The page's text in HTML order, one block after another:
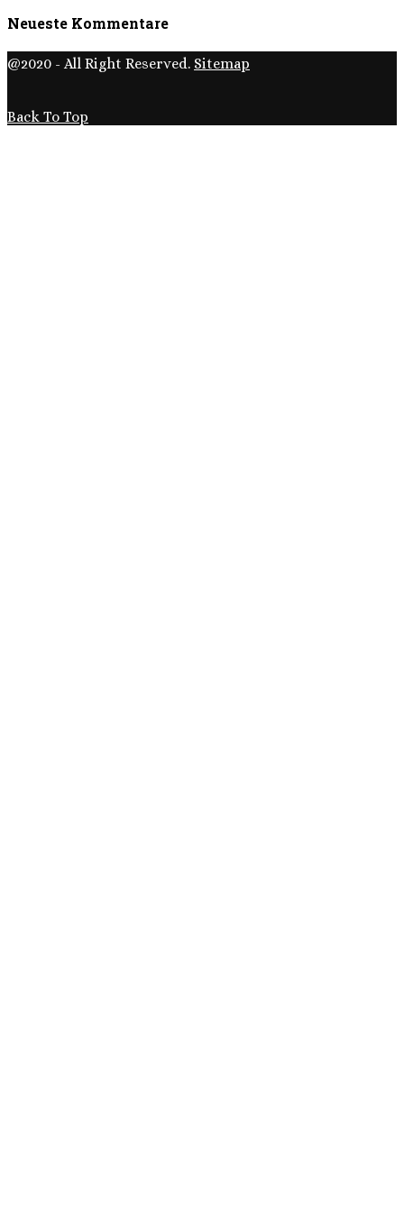
Neueste Kommentare
@2020 - All Right Reserved. Sitemap
Back To Top